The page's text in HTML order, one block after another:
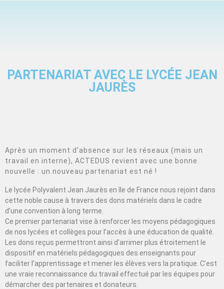
PARTENARIAT AVEC LE LYCÉE JEAN
JAURÈS
Après un moment d’absence sur les réseaux (mais un
travail en interne), ACTEDUS revient avec une bonne
nouvelle : un nouveau partenariat est né !
Le lycée Polyvalent Jean Jaurès en île de France nous rejoint dans
cette noble cause à travers des dons matériels dans le cadre
d’une convention à long terme.
Ce premier partenariat vise à renforcer les moyens pédagogiques
de nos lycées et collèges pour l’accès à une éducation de qualité.
Les dons reçus permettront ainsi d’arrimer plus étroitement le
dispositif en matériels pédagogiques des enseignants pour
faciliter l’apprentissage et mener les élèves vers la pratique. C’est
une vraie reconnaissance du travail effectué par les équipes pour
démarcher des partenaires et donateurs.